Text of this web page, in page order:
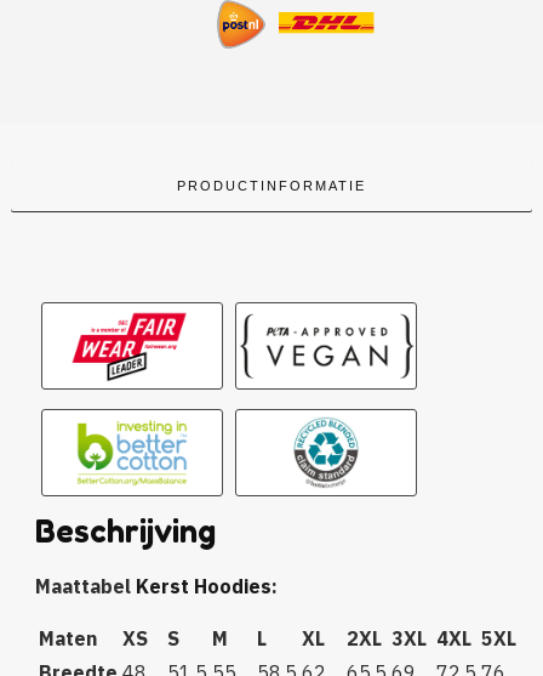
PRODUCTINFORMATIE
Beschrijving
Maattabel Kerst Hoodies:
Maten XS S M L XL 2XL 3XL 4XL 5XL